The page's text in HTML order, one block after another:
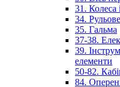
31. Колеса
34.
35. Гальма
37-38.
39.
елементи
50-82.
84.